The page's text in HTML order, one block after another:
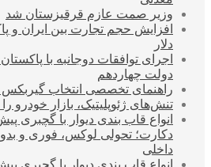
وزیر صمت عازم قرقیزستان شد
دلار
اجرای توافقات دوجانبه با
دولت چهاردهم
راهنمای تخصصی انتخاب
تنش‌های ژئوپلیتیک، بازار خودرو
انواع قاب بندی دیوار با گچبری
دکارت؛ تحولی لوکس، فوری و
داخلی
انواع قاب بندی دیوار با گچبری